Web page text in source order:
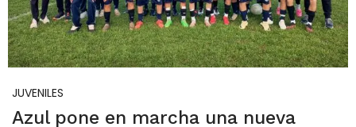
JUVENILES
Azul pone en marcha una nueva